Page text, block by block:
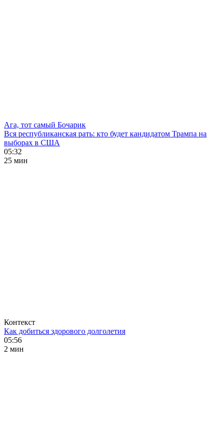
Ага, тот самый Бочарик
Вся республиканская рать: кто будет кандидатом Трампа на
выборах в США
05:32
25 мин
Контекст
Как добиться здорового долголетия
05:56
2 мин